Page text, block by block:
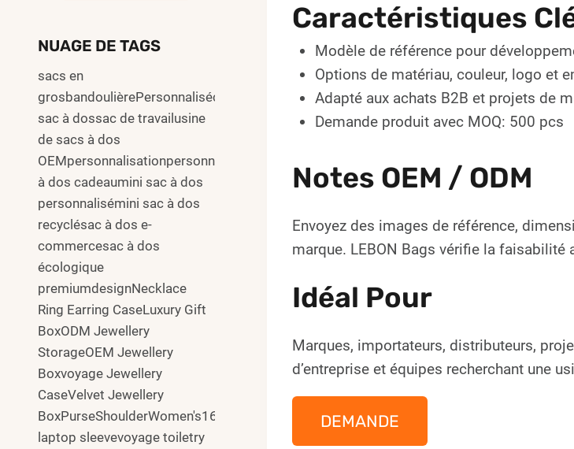
Caractéristiques
Modèle de référence pour
Options de matériau, couleur, logo et
Adapté aux achats B2B et projets de
Demande produit avec MOQ: 500 pcs
Notes OEM / ODM
Envoyez des images de référence,
marque. LEBON Bags vérifie la
Idéal Pour
Marques, importateurs, distributeurs,
d’entreprise et équipes recherchant une
DEMANDE
NUAGE DE TAGS
sacs en
grosbandoulièrePersonnalisécommuter
sac à dossac de travailusine
de sacs à dos
OEMpersonnalisationpersonnalisersac
à dos cadeaumini sac à dos
personnalisémini sac à dos
recyclésac à dos e-
commercesac à dos
écologique
premiumdesignNecklace
Ring Earring CaseLuxury Gift
BoxODM Jewellery
StorageOEM Jewellery
Boxvoyage Jewellery
CaseVelvet Jewellery
BoxPurseShoulderWomen's16"
laptop sleevevoyage toiletry